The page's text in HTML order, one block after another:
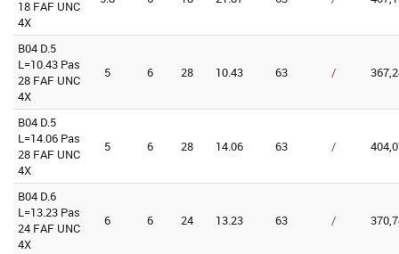
18 FAF UNC
4X
B04 D.5
L=10.43 Pas
28 FAF UNC
4X
5 6 28 10.43 63 /
B04 D.5
L=14.06 Pas
28 FAF UNC
4X
5 6 28 14.06 63 /
B04 D.6
L=13.23 Pas
24 FAF UNC
4X
6 6 24 13.23 63 /